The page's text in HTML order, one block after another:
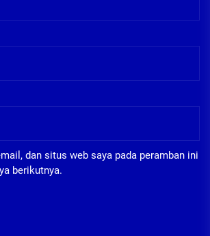
dan situs web saya pada peramban ini
berikutnya.